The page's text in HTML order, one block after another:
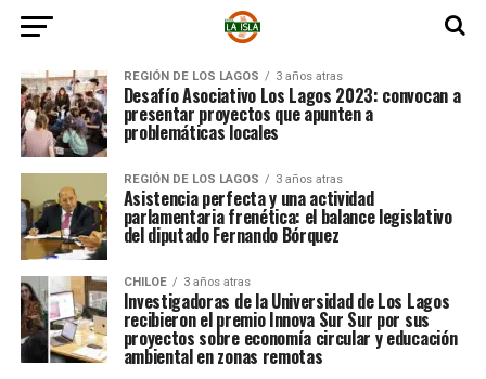
REGIÓN DE LOS LAGOS 3 años atras
Desafío Asociativo Los Lagos 2023: convocan a
presentar proyectos que apunten a
problemáticas locales
REGIÓN DE LOS LAGOS 3 años atras
Asistencia perfecta y una actividad
parlamentaria frenética: el balance legislativo
del diputado Fernando Bórquez
CHILOE 3 años atras
Investigadoras de la Universidad de Los Lagos
recibieron el premio Innova Sur Sur por sus
proyectos sobre economía circular y educación
ambiental en zonas remotas